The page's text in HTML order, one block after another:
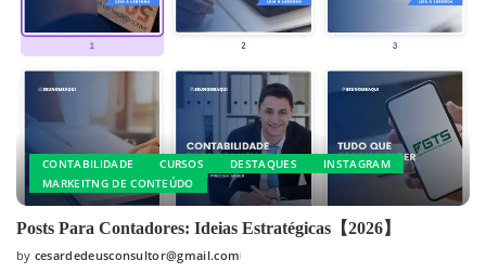
CONTABILIDADE CURSOS DESTAQUES
INSTAGRAM
MARKEITNG DE CONTEÚDO
Posts Para Contadores: Ideias Estratégicas【2026】
by cesardedeusconsultor@gmail.com